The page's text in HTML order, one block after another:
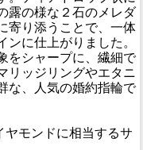
露の様な２石のメレダ
寄り添うことで、一体
に仕上がりました。
をシャープに、繊細で
リッジリングやエタニ
な、人気の婚約指輪で
ヤモンドに相当するサ